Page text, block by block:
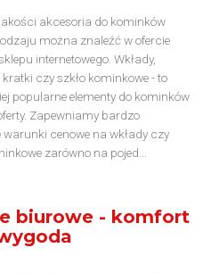
akcesoria do kominków
można znaleźć w ofercie
internetowego. Wkłady,
kratki czy szkło kominkowe - to
popularne elementy do kominków
Zapewniamy bardzo
warunki cenowe na wkłady czy
zarówno na pojed...
biurowe - komfort